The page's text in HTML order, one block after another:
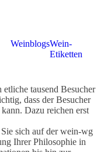
WeinblogsWein-
Etiketten
tausend Besucher
dass der Besucher
Dazu reichen erst
sich auf der wein-wg
Ihrer Philosophie in